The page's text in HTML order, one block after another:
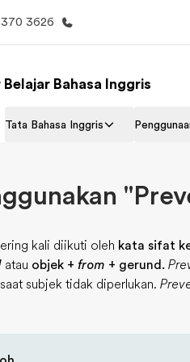
3626
Beranda
Bahasa Inggris
Tata Bahasa Inggris
kali diikuti oleh kata sifat
atau objek + from + gerund.
saat subjek tidak diperlukan.